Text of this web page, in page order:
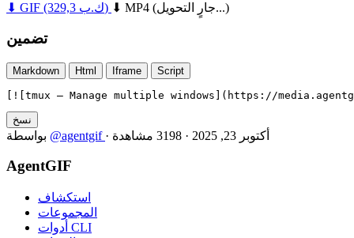
⬇ GIF (329,3 ك.ب) ⬇ MP4 (جارٍ التحويل...)
تضمين
Markdown Html Iframe Script
[![tmux — Manage multiple windows](https://
نسخ
بواسطة @agentgif · أكتوبر 23, 2025 · 3198 مشاهدة
AgentGIF
استكشاف
المجموعات
أدوات CLI